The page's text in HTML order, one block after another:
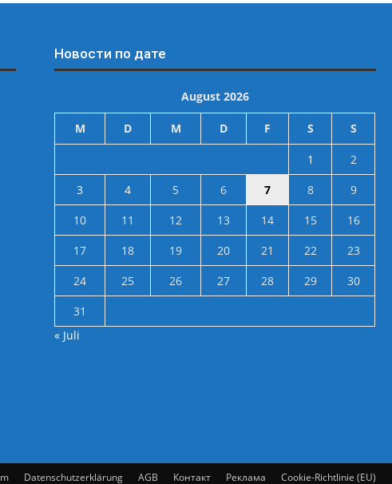
Новости по дате
August 2026
M D M D F S S
1
2
3
4 5 6 7 8
9
10
11 12 13 14 15
16
17
18 19 20 21 22
23
24
25 26 27 28 29
30
31
« Juli
Datenschutzerklärung AGB Контакт Реклама Cookie-Richtlinie (EU)